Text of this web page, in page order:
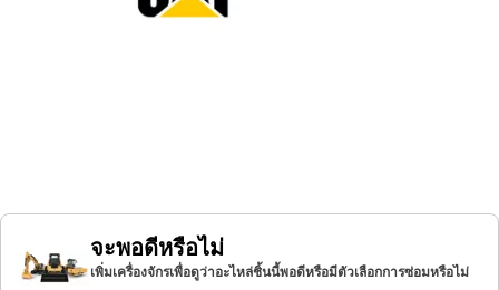
จะพอดีหรือไม่
เพิ่มเครื่องจักรเพื่อดูว่าอะไหล่ชิ้นนี้พอดีหรือมีตัวเลือกการซ่อมหรือไม่